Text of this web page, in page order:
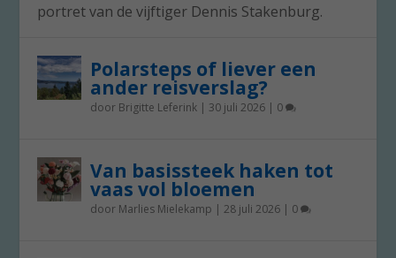
portret van de vijftiger Dennis Stakenburg.
Polarsteps of liever een
ander reisverslag?
door Brigitte Leferink | 30 juli 2026 | 0
Van basissteek haken tot
vaas vol bloemen
door Marlies Mielekamp |28 juli 2026 | 0